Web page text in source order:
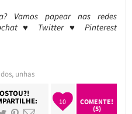
Vamos papear nas redes
♥ Twitter ♥ Pinterest
, unhas
10
COMENTE!
(5)